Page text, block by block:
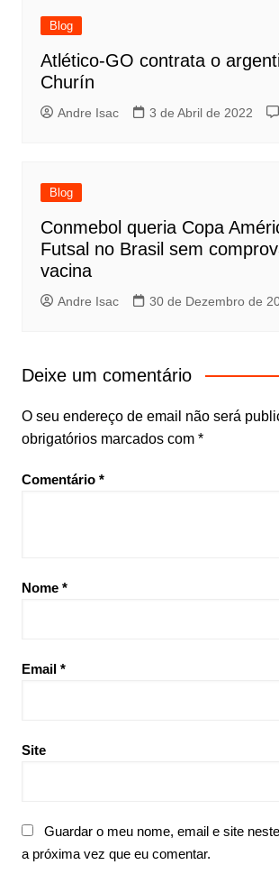
Blog
Atlético-GO contrata o
Churín
Andre Isac 3 de Abril de 2022
Blog
Conmebol queria Copa
Futsal no Brasil sem
vacina
Andre Isac 30 de Dezembro de
Deixe um comentário
O seu endereço de email não será
obrigatórios marcados com *
Comentário *
Nome *
Email *
Site
Guardar o meu nome, email e site
a próxima vez que eu comentar.